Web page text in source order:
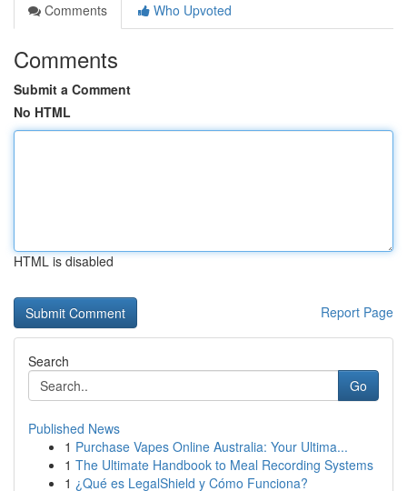
Comments
Who Upvoted
Comments
Submit a Comment
No HTML
HTML is disabled
Report Page
Search
Go
Published News
1 Purchase Vapes Online Australia: Your Ultima...
1 The Ultimate Handbook to Meal Recording Systems
1 ¿Qué es LegalShield y Cómo Funciona?